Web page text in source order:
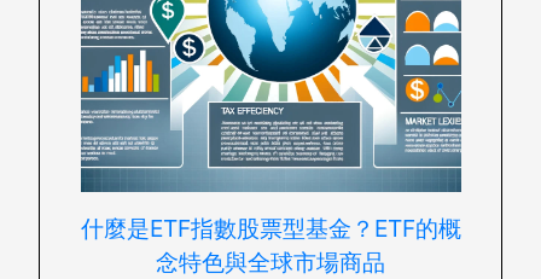
什麼是ETF指數股票型基金？ETF的概
念特色與全球市場商品